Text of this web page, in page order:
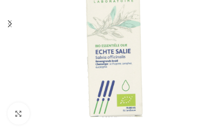
Klik om te vergroten